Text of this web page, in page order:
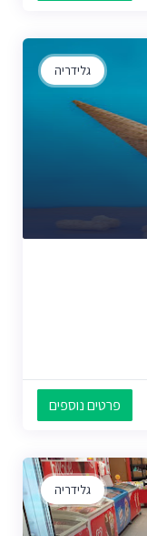
גלידריה
פרטים נוספים
גלידריה